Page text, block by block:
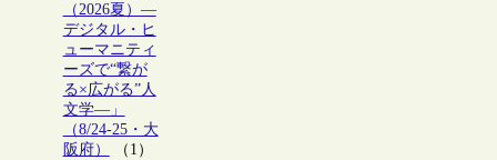
（2026夏）―
デジタル・ヒ
ューマニティ
ーズで“繋が
る×広がる”人
文学―」
（8/24-25・大
阪府）
（1）